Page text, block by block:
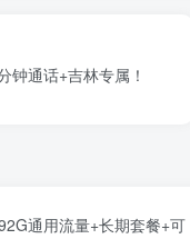
钟通话+吉林专属！
通用流量+长期套餐+可